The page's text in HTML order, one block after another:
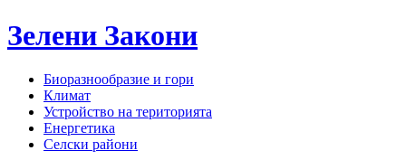
Зелени Закони
Биоразнообразие и гори
Климат
Устройство на територията
Енергетика
Селски райони